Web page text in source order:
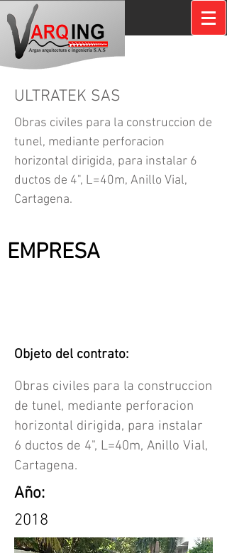
ULTRATEK SAS
Obras civiles para la construccion de
tunel, mediante perforacion
horizontal dirigida, para instalar 6
ductos de 4", L=40m, Anillo Vial,
Cartagena.
EMPRESA
Objeto del contrato:
Obras civiles para la construccion
de tunel, mediante perforacion
horizontal dirigida, para instalar
6 ductos de 4", L=40m, Anillo Vial,
Cartagena.
Año:
2018